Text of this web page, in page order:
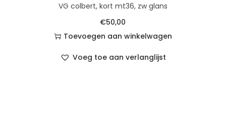
VG colbert, kort mt36, zw glans
€50,00
Toevoegen aan winkelwagen
Voeg toe aan verlanglijst